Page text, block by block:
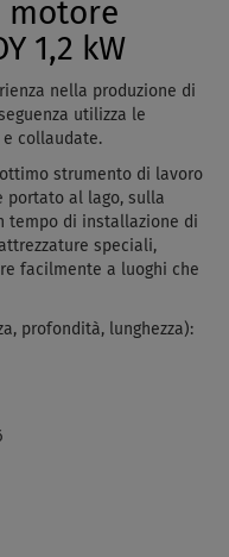
motore
1,2 kW
nella produzione di
utilizza le
collaudate.
strumento di lavoro
portato al lago, sulla
tempo di installazione di
speciali,
facilmente a luoghi che
profondità, lunghezza):